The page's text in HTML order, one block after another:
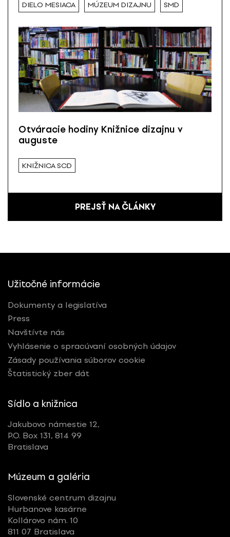
DIELO MESIACA MÚZEUM DIZAJNU SMD
Otváracie hodiny Knižnice dizajnu v
auguste
KNIŽNICA SCD
PREJSŤ NA ČLÁNKY
Užitočné informácie
Dokumenty a legislatíva
Press
Navštívte nás
Vyhlásenie o spracúvaní osobných údajov
Zásady používania súborov cookie
Štatistický zber dát
Sídlo a knižnica
Jakubovo námestie 12,
P.O. Box 131, 814 99
Bratislava
Múzeum a galéria
Slovenské centrum dizajnu
Hurbanove kasárne
Kollárovo nám. 10
811 07 Bratislava